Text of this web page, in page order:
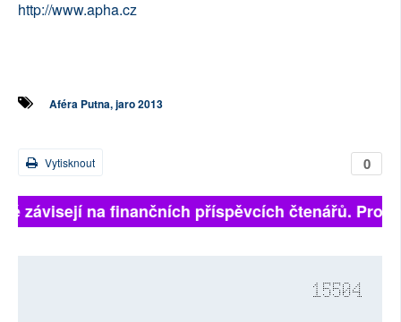
http://www.apha.cz
Aféra Putna, jaro 2013
0
Vytisknout
závisejí na finančních příspěvcích čtenářů.
15504